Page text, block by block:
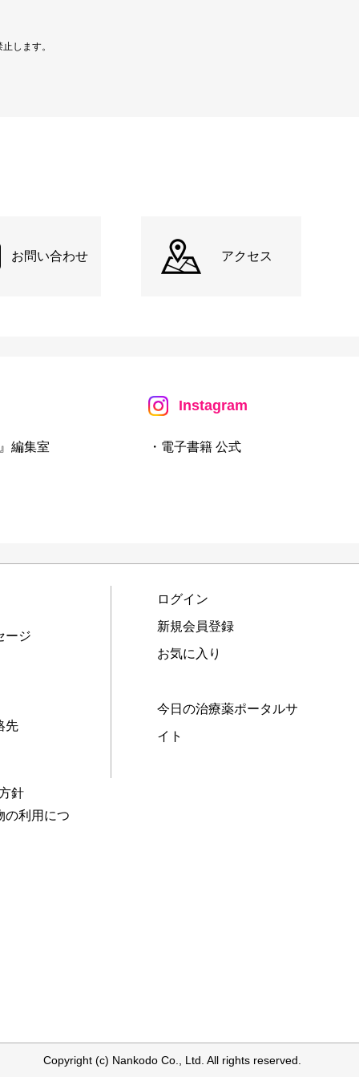
します。
お問い合わせ アクセス
編集室
Instagram
・電子書籍 公式
ージ
先
針
の利用につ
ログイン
新規会員登録
お気に入り
今日の治療薬ポータルサ
イト
Copyright (c) Nankodo Co., Ltd. All rights reserved.